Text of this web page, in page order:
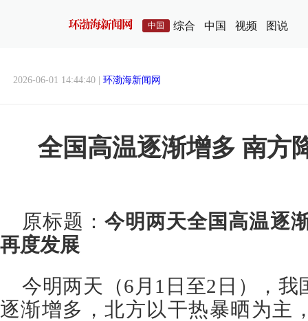
中国 综合 中国 视频 图说
2026-06-01 14:44:40 | 环渤海新闻网
全国高温逐渐增多 南方
原标题：今明两天全国高温逐
再度发展
今明两天（6月1日至2日），我
逐渐增多，北方以干热暴晒为主